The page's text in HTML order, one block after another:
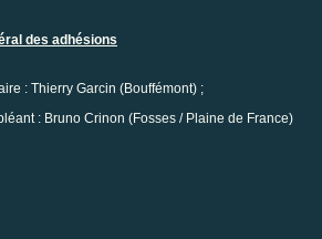
des adhésions
: Thierry Garcin (Bouffémont) ;
: Bruno Crinon (Fosses / Plaine de France)